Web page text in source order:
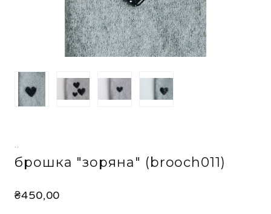
..
брошка "зоряна" (brooch011)
₴450,00